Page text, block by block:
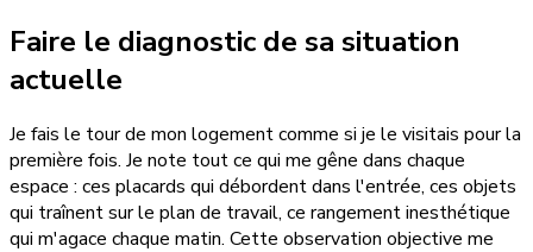
Faire le diagnostic de sa situation
actuelle
Je fais le tour de mon logement comme si je le visitais pour la
première fois. Je note tout ce qui me gêne dans chaque
espace : ces placards qui débordent dans l'entrée, ces objets
qui traînent sur le plan de travail, ce rangement inesthétique
qui m'agace chaque matin. Cette observation objective me